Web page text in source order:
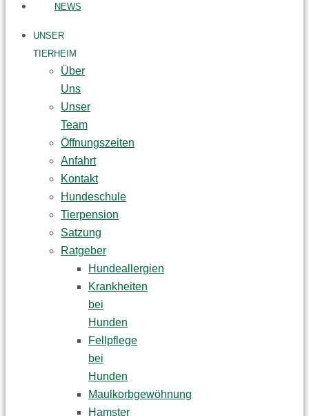
NEWS
UNSER
TIERHEIM
Über
Uns
Unser
Team
Öffnungszeiten
Anfahrt
Kontakt
Hundeschule
Tierpension
Satzung
Ratgeber
Hundeallergien
Krankheiten
bei
Hunden
Fellpflege
bei
Hunden
Maulkorbgewöhnung
Hamster